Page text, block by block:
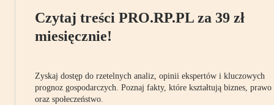
Czytaj treści PRO.RP.PL za 39 zł
miesięcznie!
Zyskaj dostęp do rzetelnych analiz, opinii ekspertów i kluczowych
prognoz gospodarczych. Poznaj fakty, które kształtują biznes, prawo
oraz społeczeństwo.